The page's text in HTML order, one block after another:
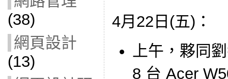
(38)
網頁設計
(13)
4月22日(五)：
上午，夥同
8 台 Acer